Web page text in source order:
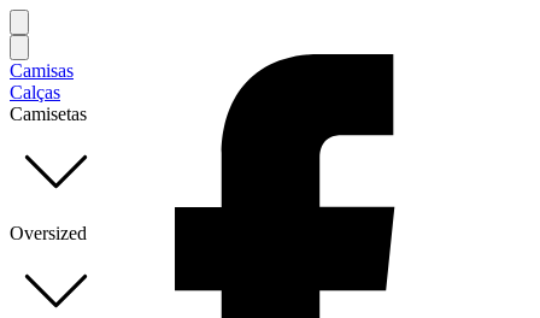
Camisas
Calças
Camisetas
Oversized